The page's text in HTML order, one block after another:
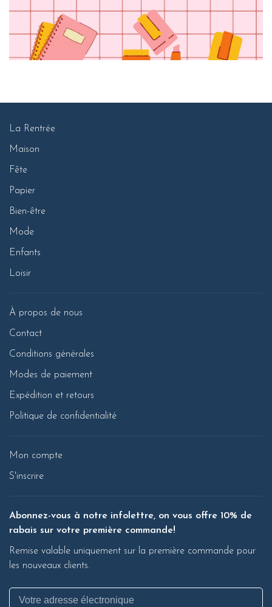
La Rentrée
Maison
Fête
Papier
Bien-être
Mode
Enfants
Loisir
À propos de nous
Contact
Conditions générales
Modes de paiement
Expédition et retours
Politique de confidentialité
Mon compte
S'inscrire
Abonnez-vous à notre infolettre, on vous offre 10% de
rabais sur votre première commande!
Remise valable uniquement sur la première commande pour
les nouveaux clients.